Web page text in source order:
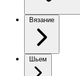
Вязание
Шьем